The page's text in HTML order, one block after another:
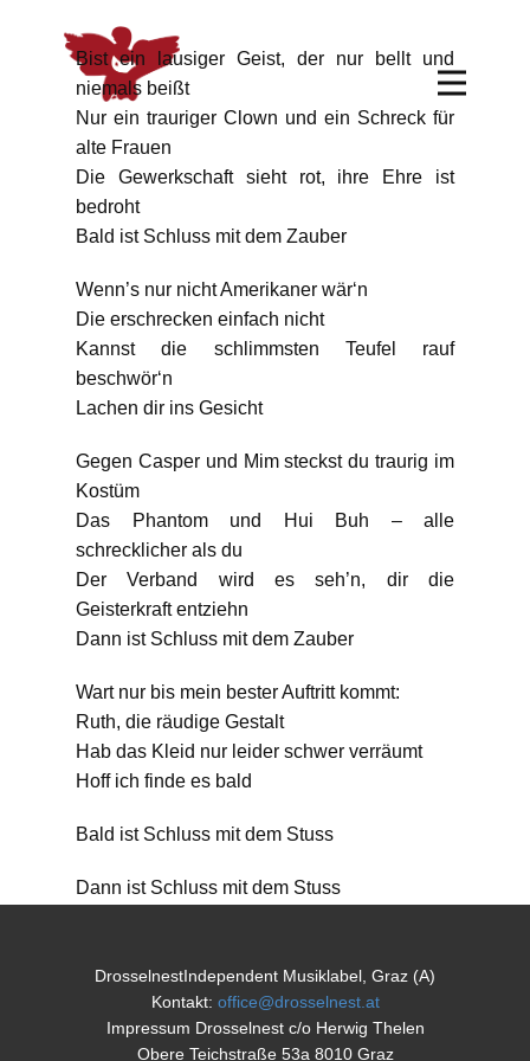
Bist ein lausiger Geist, der nur bellt und
niemals beißt
Nur ein trauriger Clown und ein Schreck für
alte Frauen
Die Gewerkschaft sieht rot, ihre Ehre ist
bedroht
Bald ist Schluss mit dem Zauber
Wenn’s nur nicht Amerikaner wär‘n
Die erschrecken einfach nicht
Kannst die schlimmsten Teufel rauf
beschwör‘n
Lachen dir ins Gesicht
Gegen Casper und Mim steckst du traurig im
Kostüm
Das Phantom und Hui Buh – alle
schrecklicher als du
Der Verband wird es seh’n, dir die
Geisterkraft entziehn
Dann ist Schluss mit dem Zauber
Wart nur bis mein bester Auftritt kommt:
Ruth, die räudige Gestalt
Hab das Kleid nur leider schwer verräumt
Hoff ich finde es bald
Bald ist Schluss mit dem Stuss
Dann ist Schluss mit dem Stuss
Titel: Schluss mit dem Zauber
Artist: Thelen & Thelen
Musik & Text: Herwig Thelen © 1996
DrosselnestIndependent Musiklabel, Graz (A)
Kontakt: office@drosselnest.at
Impressum Drosselnest c/o Herwig Thelen
Obere Teichstraße 53a 8010 Graz